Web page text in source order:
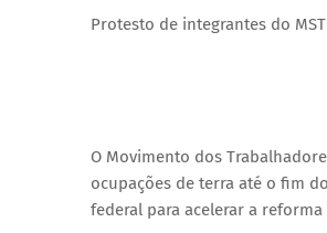
Protesto de integrantes do
O Movimento dos
ocupações de terra até o fim
federal para acelerar a